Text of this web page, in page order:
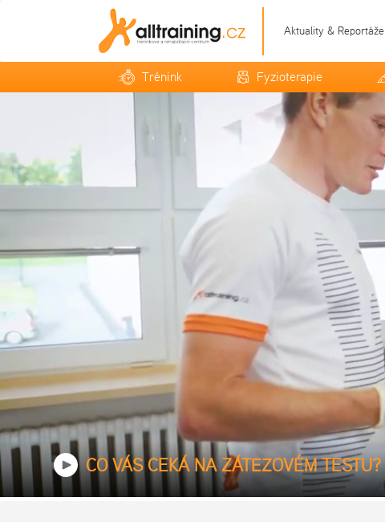
Aktuality & Reportáže
Trénink Fyzioterapie
CO VÁS ČEKÁ NA ZÁTĚŽOVÉM TESTU?